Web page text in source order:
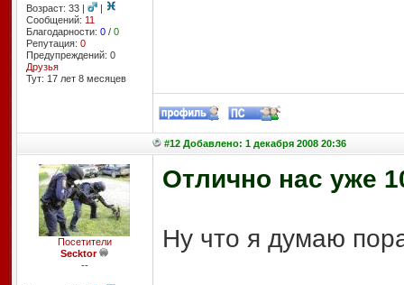
Возраст: 33 |
|
Сообщений: 11
Благодарности: 0/ 0
Репутация: 0
Предупреждений: 0
Друзья
Тут: 17 лет 8 месяцев
#12 Добавлено: 1 декабря 2008 20:36
Посетители
Secktor
--
Отлично нас уже
Ну что я думаю